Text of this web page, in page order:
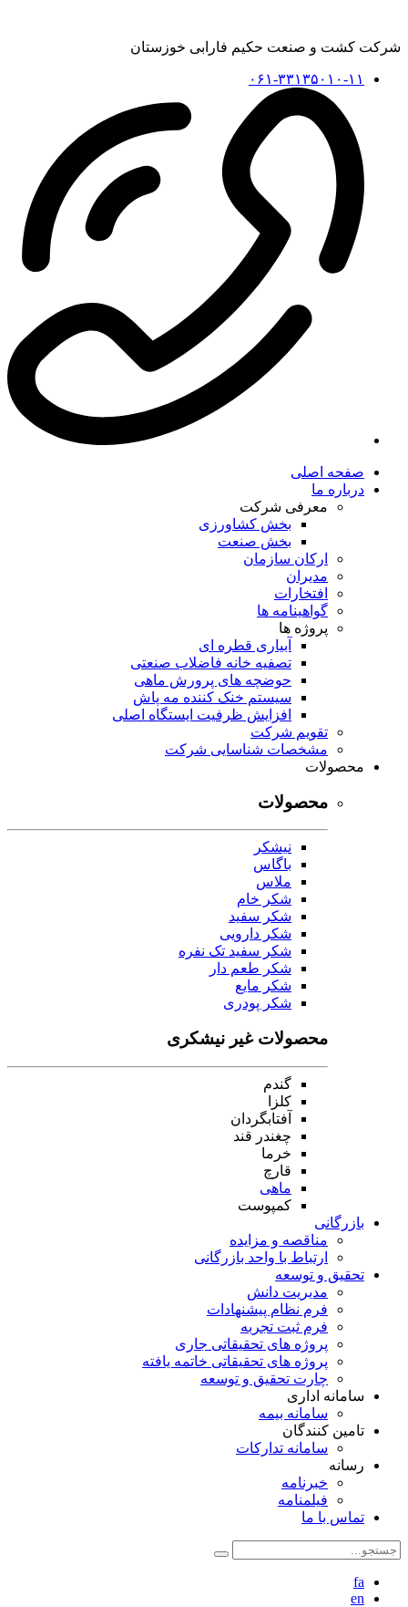
شرکت کشت و صنعت حکیم فارابی خوزستان
۰۶۱-۳۳۱۳۵۰۱۰-۱۱
صفحه اصلی
درباره ما
معرفی شرکت
بخش کشاورزی
بخش صنعت
ارکان سازمان
مدیران
افتخارات
گواهینامه ها
پروژه ها
آبیاری قطره ای
تصفیه خانه فاضلاب صنعتی
حوضچه های پرورش ماهی
سیستم خنک کننده مه پاش
افزایش ظرفیت ایستگاه اصلی
تقویم شرکت
مشخصات شناسایی شرکت
محصولات
محصولات
نیشکر
باگاس
ملاس
شکر خام
شکر سفید
شکر دارویی
شکر سفید تک نفره
شکر طعم دار
شکر مایع
شکر پودری
محصولات غیر نیشکری
گندم
کلزا
آفتابگردان
چغندر قند
خرما
قارچ
ماهی
کمپوست
بازرگانی
مناقصه و مزایده
ارتباط با واحد بازرگانی
تحقیق و توسعه
مدیریت دانش
فرم نظام پیشنهادات
فرم ثبت تجربه
پروژه های تحقیقاتی جاری
پروژه های تحقیقاتی خاتمه یافته
چارت تحقیق و توسعه
سامانه اداری
سامانه بیمه
تامین کنندگان
سامانه تدارکات
رسانه
خبرنامه
فیلمنامه
تماس با ما
fa
en